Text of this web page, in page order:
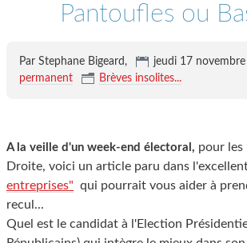
Pantoufles ou
Par Stephane Bigeard, jeudi 17
permanent
Brèves insolites...
A la veille d'un week-end électoral, pour les
Droite, voici un article paru dans
entreprises" qui pourrait vous aider à
recul...
Quel est le candidat à l'Election